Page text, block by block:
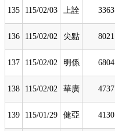
135 115/02/03 上詮 3363
136 115/02/02 尖點 8021
137 115/02/02 明係 6804
138 115/02/02 華廣 4737
139 115/01/29 健亞 4130